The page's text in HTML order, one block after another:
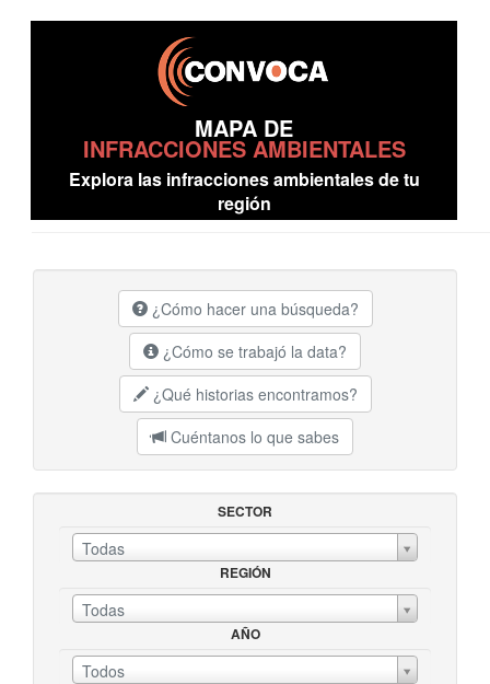
MAPA DE
INFRACCIONES AMBIENTALES
Explora las infracciones ambientales de tu
región
¿Cómo hacer una búsqueda?
¿Cómo se trabajó la data?
¿Qué historias encontramos?
Cuéntanos lo que sabes
SECTOR
Todas
REGIÓN
Todas
SECTORREGIÓN
AÑO
Todos
AÑOEMPRESA